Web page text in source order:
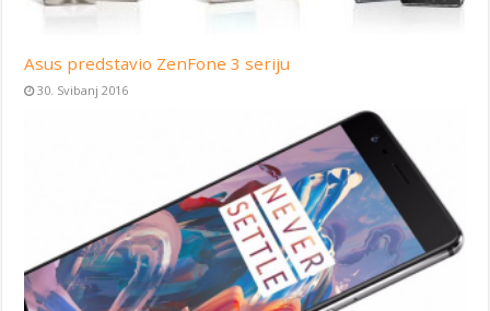
Asus predstavio ZenFone 3 seriju
30. Svibanj 2016